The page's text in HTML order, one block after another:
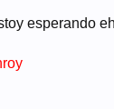
esperando